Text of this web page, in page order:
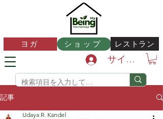
ヨガ ショップ レストラン
サインイン
記事
Udaya R. Kandel